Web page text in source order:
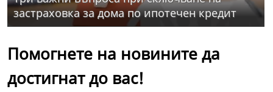
застраховка за дома по ипотечен кредит
Помогнете на новините да
достигнат до вас!